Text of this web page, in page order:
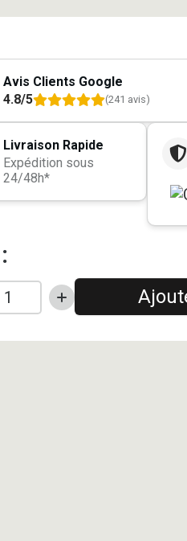
Avis Clients Google
4.8/5
(241 avis)
Livraison Rapide
Expédition sous
24/48h*